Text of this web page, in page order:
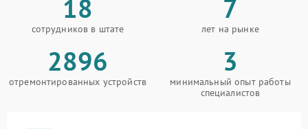
18
сотрудников в штате
7
лет на рынке
2896
отремонтированных устройств
3
минимальный опыт работы
специалистов